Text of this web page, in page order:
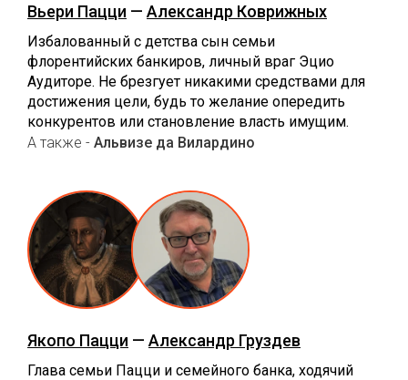
Вьери Пацци — Александр Коврижных
Избалованный с детства сын семьи
флорентийских банкиров, личный враг Эцио
Аудиторе. Не брезгует никакими средствами для
достижения цели, будь то желание опередить
конкурентов или становление власть имущим.
А также - Альвизе да Вилардино
Якопо Пацци — Александр Груздев
Глава семьи Пацци и семейного банка, ходячий